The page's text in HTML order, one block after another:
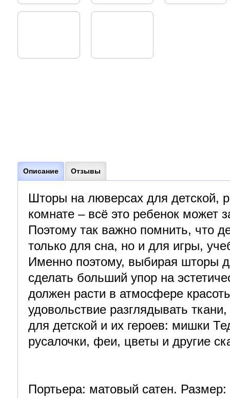
Описание Отзывы
Шторы на люверсах для детской,
комнате – всё это ребенок может
Поэтому так важно помнить, что
только для сна, но и для игры,
Именно поэтому, выбирая шторы
сделать больший упор на
должен расти в атмосфере
удовольствие разглядывать
для детской и их героев: мишки
русалочки, феи, цветы и другие
Портьера: матовый сатен.